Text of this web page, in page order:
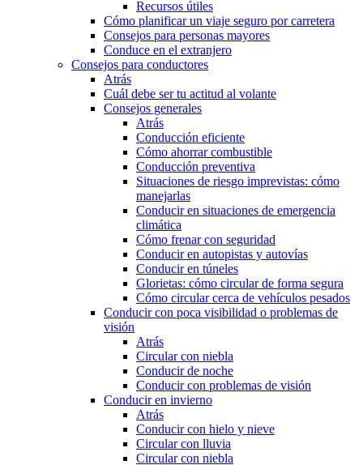
Recursos útiles
Cómo planificar un viaje seguro por carretera
Consejos para personas mayores
Conduce en el extranjero
Consejos para conductores
Atrás
Cuál debe ser tu actitud al volante
Consejos generales
Atrás
Conducción eficiente
Cómo ahorrar combustible
Conducción preventiva
Situaciones de riesgo imprevistas: cómo
manejarlas
Conducir en situaciones de emergencia
climática
Cómo frenar con seguridad
Conducir en autopistas y autovías
Conducir en túneles
Glorietas: cómo circular de forma segura
Cómo circular cerca de vehículos pesados
Conducir con poca visibilidad o problemas de
visión
Atrás
Circular con niebla
Conducir de noche
Conducir con problemas de visión
Conducir en invierno
Atrás
Conducir con hielo y nieve
Circular con lluvia
Circular con niebla